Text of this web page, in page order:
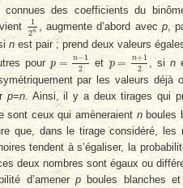
des coefficients du
1
2n
12 n
, augmente d’abord avecp,
n est pair ; prend deux valeurs
pourp = n−1
2
p= n−12
etp = n+1
2
p= +12
, sin
par les valeurs déjà
p=n. Ainsi, il y a deux tirages qui
sont ceux qui amèneraient nboules
que, dans le tirage considéré, les
tendent à s’égaliser, la
deux nombres sont égaux ou
d’amenerpboules blanches